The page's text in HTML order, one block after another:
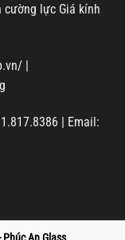
cường lực Giá kính
|
| Email: